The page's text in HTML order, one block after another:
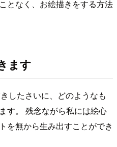
となく、お絵描きをする方法
ます
したさいに、どのようなも
す。 残念ながら私には絵心
を無から生み出すことができ